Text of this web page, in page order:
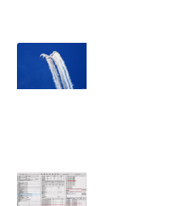
ド対応
2023.10.14
撮影方法のレクチ
ャー